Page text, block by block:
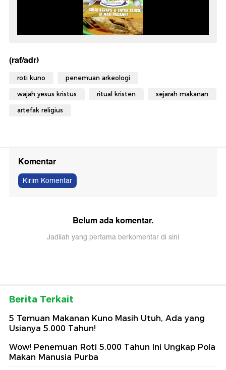
(raf/adr)
roti kuno penemuan arkeologi
wajah yesus kristus ritual kristen sejarah makanan
artefak religius
Komentar
Kirim Komentar
Belum ada komentar.
Jadilah yang pertama berkomentar di sini
Berita Terkait
5 Temuan Makanan Kuno Masih Utuh, Ada yang
Usianya 5.000 Tahun!
Wow! Penemuan Roti 5.000 Tahun Ini Ungkap Pola
Makan Manusia Purba